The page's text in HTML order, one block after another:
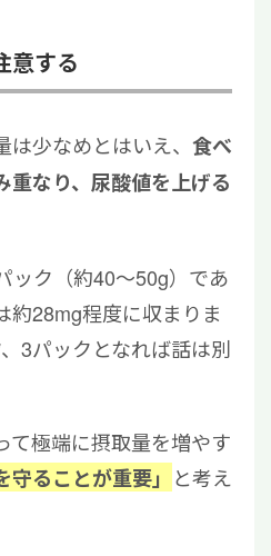
意する
少なめとはいえ、 食べ
重なり、尿酸値を上げる
ック（約40～50g）であ
約28mg程度に収まりま
3パックとなれば話は別
て極端に摂取量を増やす
守ることが重要」 と考え